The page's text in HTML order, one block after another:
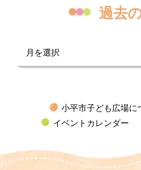
過去
小平市子ども広場に
イベントカレンダー